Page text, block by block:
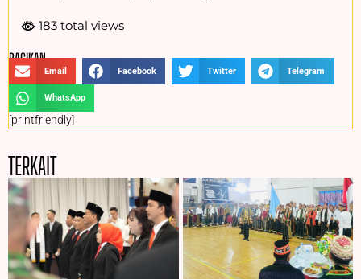
183 total views
BAGIKAN :
Email Facebook Twitter Telegram
WhatsApp
[printfriendly]
TERKAIT